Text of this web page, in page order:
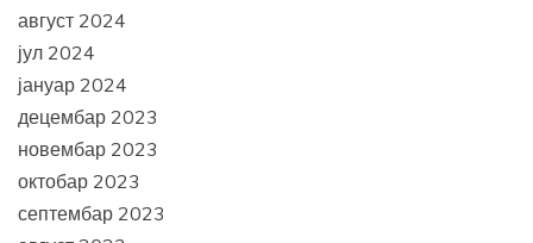
август 2024
јул 2024
јануар 2024
децембар 2023
новембар 2023
октобар 2023
септембар 2023